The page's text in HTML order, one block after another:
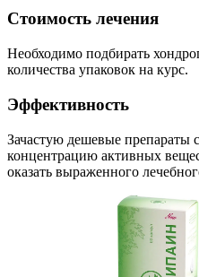
Стоимость лечения
Необходимо подбирать
количества упаковок на курс.
Эффективность
Зачастую дешевые препараты
концентрацию активных
оказать выраженного